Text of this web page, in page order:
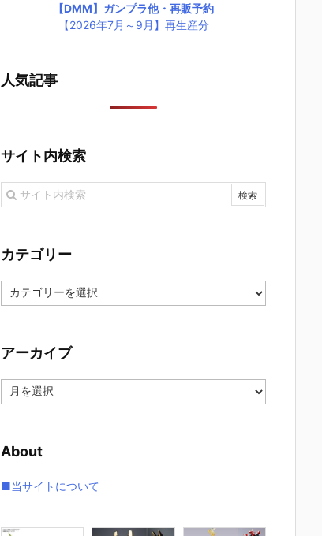
【DMM】ガンプラ他・再販予約
【2026年7月～9月】再生産分
人気記事
サイト内検索
カテゴリー
カ
テ
ー
アーカイブ
ー
ブ
About
■当サイトについて